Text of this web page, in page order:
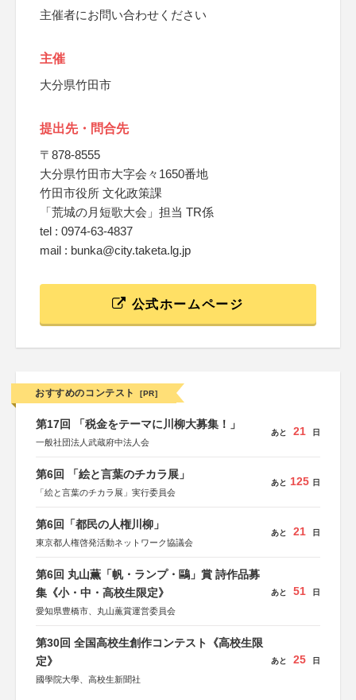
主催者にお問い合わせください
主催
大分県竹田市
提出先・問合先
〒878-8555
大分県竹田市大字会々1650番地
竹田市役所 文化政策課
「荒城の月短歌大会」担当 TR係
tel : 0974-63-4837
mail : bunka@city.taketa.lg.jp
公式ホームページ
おすすめのコンテスト [PR]
第17回 「税金をテーマに川柳大募集！」
一般社団法人武蔵府中法人会
あと 21 日
第6回 「絵と言葉のチカラ展」
「絵と言葉のチカラ展」実行委員会
あと 125 日
第6回「都民の人権川柳」
東京都人権啓発活動ネットワーク協議会
あと 21 日
第6回 丸山薫「帆・ランプ・鷗」賞 詩作品募
集《小・中・高校生限定》
愛知県豊橋市、丸山薫賞運営委員会
あと 51 日
第30回 全国高校生創作コンテスト《高校生限
定》
國學院大學、高校生新聞社
あと 25 日